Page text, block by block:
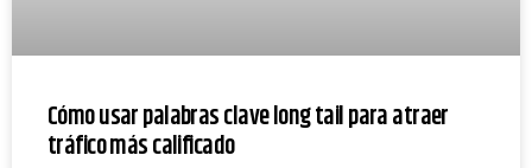
Cómo usar palabras clave long tail para atraer
tráfico más calificado